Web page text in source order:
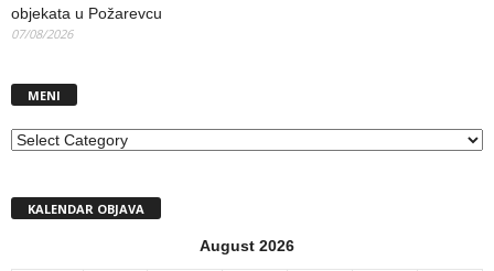
objekata u Požarevcu
07/08/2026
MENI
MENI
KALENDAR OBJAVA
August 2026